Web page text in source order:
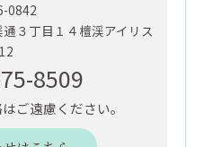
0842
３丁目１４檀渓アイリス
8509
ご遠慮ください。